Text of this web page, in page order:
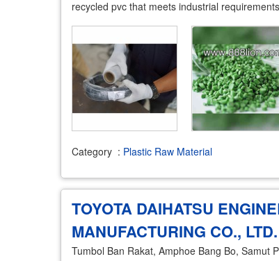
recycled pvc that meets industrial
Category : Plastic Raw Material
TOYOTA DAIHATSU
MANUFACTURING CO.,
Tumbol Ban Rakat, Amphoe Bang Bo, Samut